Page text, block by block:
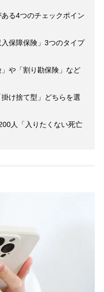
る4つのチェックポイン
入保障保険」3つのタイプ
や「割り勘保険」など
け捨て型」どちらを選
人「入りたくない死亡